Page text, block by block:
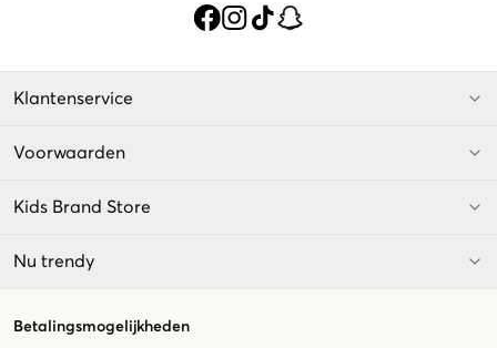
Klantenservice
Voorwaarden
Kids Brand Store
Nu trendy
Betalingsmogelijkheden